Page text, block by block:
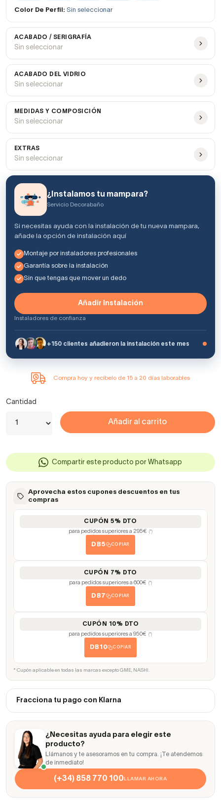
Color De Perfil: Sin seleccionar
ACABADO / SERIGRAFÍA
Sin seleccionar
ACABADO DEL VIDRIO
Sin seleccionar
MEDIDAS Y COMPOSICIÓN
Sin seleccionar
EXTRAS
Sin seleccionar
¿Instalamos tu mampara?
Servicio Decorabaño
Si necesitas ayuda con la instalación de tu nueva mampara,
añade la opción de instalación aquí
Montaje por instaladores profesionales
Garantía sobre la instalación
Sin que tengas que mover un dedo
Añadir Instalación
Instaladores de confianza
+150 clientes añadieron la instalación este mes
Compra hoy y recíbelo de 15 a 20 días laborables
Cantidad
Añadir al carrito
Compartir este producto por Whatsapp
Aprovecha estos cupones descuentos en tus
compras
CUPÓN 5% DTO
para pedidos superiores a 295€ (*)
DB5 COPIAR
CUPÓN 7% DTO
para pedidos superiores a 600€ (*)
DB7 COPIAR
CUPÓN 10% DTO
para pedidos superiores a 950€ (*)
DB10 COPIAR
* Cupón aplicable en todas las marcas excepto GME, NASHI.
Fracciona tu pago con Klarna
¿Necesitas ayuda para elegir este
producto?
Llámanos y te asesoramos en tu compra. ¡Te atendemos
de inmediato!
(+34) 858 770 100LLAMAR AHORA